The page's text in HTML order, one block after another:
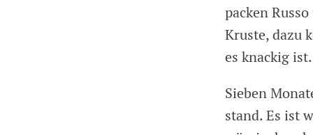
packen
Kruste, dazu
es knackig
Sieben
stand. Es ist